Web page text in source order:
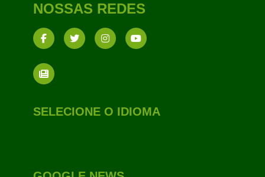
NOSSAS REDES
SELECIONE O IDIOMA